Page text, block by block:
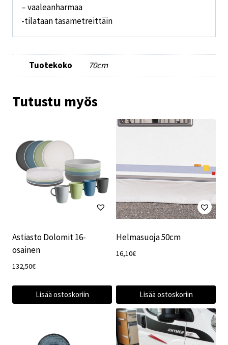
– vaaleanharmaa
-tilataan tasametreittäin
Tuotekoko 70cm
Tutustu myös
Astiasto Dolomit 16-
osainen
132,50€
Lisää ostoskoriin
Helmasuoja 50cm
16,10€
Lisää ostoskoriin